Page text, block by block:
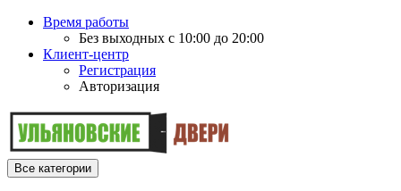
Время работы
Без выходных с 10:00 до 20:00
Клиент-центр
Регистрация
Авторизация
Все категории